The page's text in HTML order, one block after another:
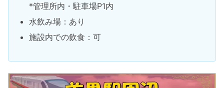
*管理所内・駐車場P1内
水飲み場：あり
施設内での飲食：可